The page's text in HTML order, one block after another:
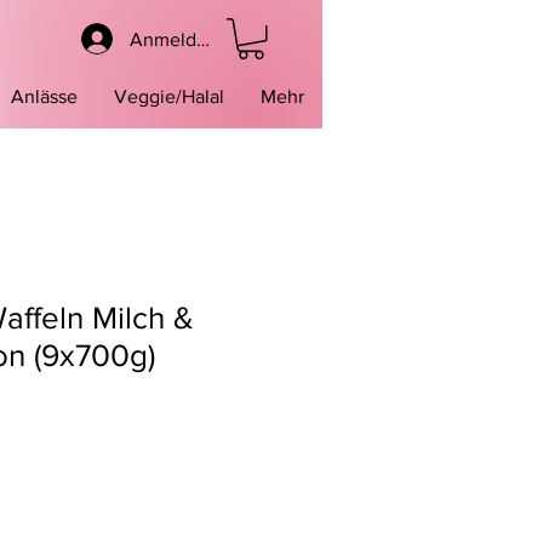
Anlässe Veggie/Halal Mehr
Anmelden
Milch &
(9x700g)